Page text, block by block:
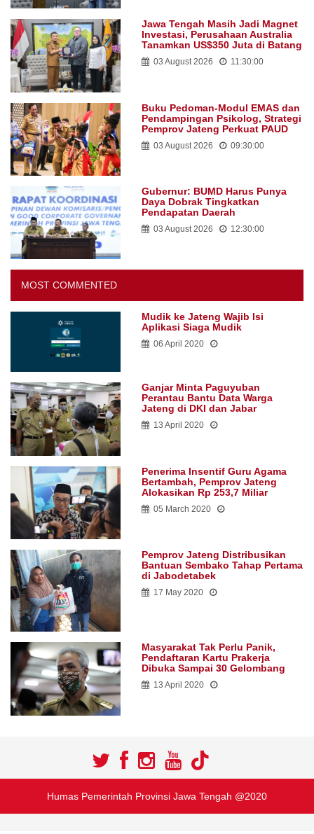
Jawa Tengah Masih Jadi Magnet
Investasi, Perusahaan Australia
Tanamkan US$350 Juta di Batang
03 August 2026 11:30:00
Buku Pedoman-Modul EMAS dan
Pendampingan Psikolog, Strategi
Pemprov Jateng Perkuat PAUD
03 August 2026 09:30:00
Gubernur: BUMD Harus Punya
Daya Dobrak Tingkatkan
Pendapatan Daerah
03 August 2026 12:30:00
MOST COMMENTED
Mudik ke Jateng Wajib Isi
Aplikasi Siaga Mudik
06 April 2020
Ganjar Minta Paguyuban
Perantau Bantu Data Warga
Jateng di DKI dan Jabar
13 April 2020
Penerima Insentif Guru Agama
Bertambah, Pemprov Jateng
Alokasikan Rp 253,7 Miliar
05 March 2020
Pemprov Jateng Distribusikan
Bantuan Sembako Tahap Pertama
di Jabodetabek
17 May 2020
Masyarakat Tak Perlu Panik,
Pendaftaran Kartu Prakerja
Dibuka Sampai 30 Gelombang
13 April 2020
Humas Pemerintah Provinsi Jawa Tengah @2020